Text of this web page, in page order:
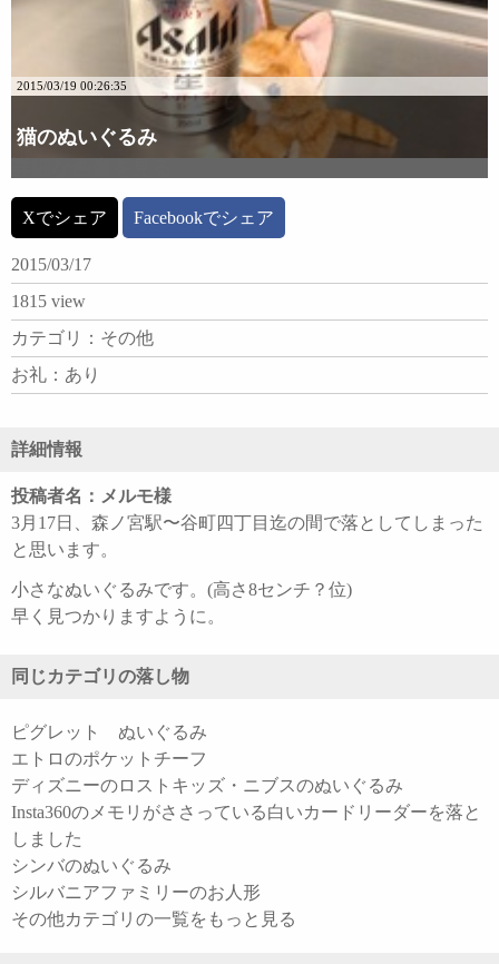
2015/03/19 00:26:35
猫のぬいぐるみ
Xでシェア Facebookでシェア
2015/03/17
1815 view
カテゴリ：その他
お礼：あり
詳細情報
投稿者名：メルモ様
3月17日、森ノ宮駅〜谷町四丁目迄の間で落としてしまった
と思います。
小さなぬいぐるみです。(高さ8センチ？位)
早く見つかりますように。
同じカテゴリの落し物
ピグレット ぬいぐるみ
エトロのポケットチーフ
ディズニーのロストキッズ・ニブスのぬいぐるみ
Insta360のメモリがささっている白いカードリーダーを落と
しました
シンバのぬいぐるみ
シルバニアファミリーのお人形
その他カテゴリの一覧をもっと見る